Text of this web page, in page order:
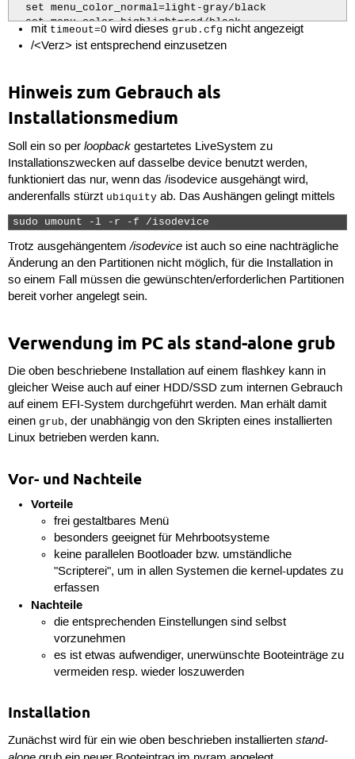
  set menu_color_normal=light-gray/black
  set menu_color_highlight=red/black
  timeout=0
	configfile /grub.cfg
mit timeout=0 wird dieses grub.cfg nicht angezeigt
/<Verz> ist entsprechend einzusetzen
Hinweis zum Gebrauch als
Installationsmedium
Soll ein so per loopbackgestartetes LiveSystem zu
Installationszwecken auf dasselbe device benutzt werden,
funktioniert das nur, wenn das /isodevice ausgehängt wird,
anderenfalls stürzt ubiquityab. Das Aushängen gelingt mittels
sudo umount -l -r -f /isodevice
Trotz ausgehängentem/isodeviceist auch so eine nachträgliche
Änderung an den Partitionen nicht möglich, für die Installation in
so einem Fall müssen die gewünschten/erforderlichen Partitionen
bereit vorher angelegt sein.
Verwendung im PC als stand-alone grub
Die oben beschriebene Installation auf einem flashkey kann in
gleicher Weise auch auf einer HDD/SSD zum internen Gebrauch
auf einem EFI-System durchgeführt werden. Man erhält damit
einen grub, der unabhängig von den Skripten eines installierten
Linux betrieben werden kann.
Vor- und Nachteile
Vorteile
frei gestaltbares Menü
besonders geeignet für Mehrbootsysteme
keine parallelen Bootloader bzw. umständliche
"Scripterei", um in allen Systemen die kernel-updates zu
erfassen
Nachteile
die entsprechenden Einstellungen sind selbst
vorzunehmen
es ist etwas aufwendiger, unerwünschte Booteinträge zu
vermeiden resp. wieder loszuwerden
Installation
Zunächst wird für ein wie oben beschrieben installierten stand-